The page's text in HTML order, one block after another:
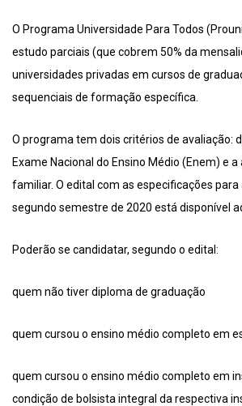
O Programa Universidade Para Todos
estudo parciais (que cobrem 50% da
universidades privadas em cursos de
sequenciais de formação específica.
O programa tem dois critérios de avaliação:
Exame Nacional do Ensino Médio (Enem) e
familiar. O edital com as especificações para
segundo semestre de 2020 está disponível
Poderão se candidatar, segundo o edital:
quem não tiver diploma de graduação
quem cursou o ensino médio completo em
quem cursou o ensino médio completo em
condição de bolsista integral da respectiva